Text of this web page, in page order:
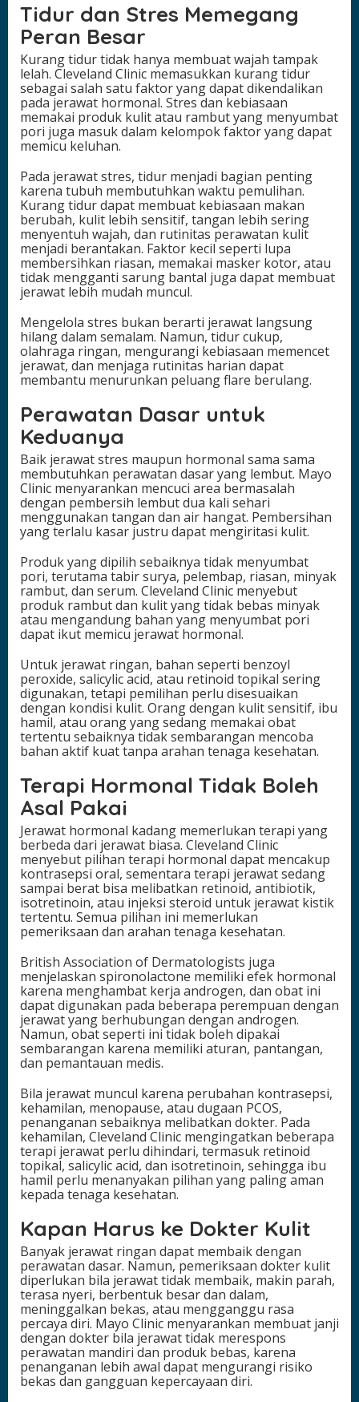
Tidur dan Stres Memegang
Peran Besar
Kurang tidur tidak hanya membuat wajah tampak
lelah. Cleveland Clinic memasukkan kurang tidur
sebagai salah satu faktor yang dapat dikendalikan
pada jerawat hormonal. Stres dan kebiasaan
memakai produk kulit atau rambut yang menyumbat
pori juga masuk dalam kelompok faktor yang dapat
memicu keluhan.
Pada jerawat stres, tidur menjadi bagian penting
karena tubuh membutuhkan waktu pemulihan.
Kurang tidur dapat membuat kebiasaan makan
berubah, kulit lebih sensitif, tangan lebih sering
menyentuh wajah, dan rutinitas perawatan kulit
menjadi berantakan. Faktor kecil seperti lupa
membersihkan riasan, memakai masker kotor, atau
tidak mengganti sarung bantal juga dapat membuat
jerawat lebih mudah muncul.
Mengelola stres bukan berarti jerawat langsung
hilang dalam semalam. Namun, tidur cukup,
olahraga ringan, mengurangi kebiasaan memencet
jerawat, dan menjaga rutinitas harian dapat
membantu menurunkan peluang flare berulang.
Perawatan Dasar untuk
Keduanya
Baik jerawat stres maupun hormonal sama sama
membutuhkan perawatan dasar yang lembut. Mayo
Clinic menyarankan mencuci area bermasalah
dengan pembersih lembut dua kali sehari
menggunakan tangan dan air hangat. Pembersihan
yang terlalu kasar justru dapat mengiritasi kulit.
Produk yang dipilih sebaiknya tidak menyumbat
pori, terutama tabir surya, pelembap, riasan, minyak
rambut, dan serum. Cleveland Clinic menyebut
produk rambut dan kulit yang tidak bebas minyak
atau mengandung bahan yang menyumbat pori
dapat ikut memicu jerawat hormonal.
Untuk jerawat ringan, bahan seperti benzoyl
peroxide, salicylic acid, atau retinoid topikal sering
digunakan, tetapi pemilihan perlu disesuaikan
dengan kondisi kulit. Orang dengan kulit sensitif, ibu
hamil, atau orang yang sedang memakai obat
tertentu sebaiknya tidak sembarangan mencoba
bahan aktif kuat tanpa arahan tenaga kesehatan.
Terapi Hormonal Tidak Boleh
Asal Pakai
Jerawat hormonal kadang memerlukan terapi yang
berbeda dari jerawat biasa. Cleveland Clinic
menyebut pilihan terapi hormonal dapat mencakup
kontrasepsi oral, sementara terapi jerawat sedang
sampai berat bisa melibatkan retinoid, antibiotik,
isotretinoin, atau injeksi steroid untuk jerawat kistik
tertentu. Semua pilihan ini memerlukan
pemeriksaan dan arahan tenaga kesehatan.
British Association of Dermatologists juga
menjelaskan spironolactone memiliki efek hormonal
karena menghambat kerja androgen, dan obat ini
dapat digunakan pada beberapa perempuan dengan
jerawat yang berhubungan dengan androgen.
Namun, obat seperti ini tidak boleh dipakai
sembarangan karena memiliki aturan, pantangan,
dan pemantauan medis.
Bila jerawat muncul karena perubahan kontrasepsi,
kehamilan, menopause, atau dugaan PCOS,
penanganan sebaiknya melibatkan dokter. Pada
kehamilan, Cleveland Clinic mengingatkan beberapa
terapi jerawat perlu dihindari, termasuk retinoid
topikal, salicylic acid, dan isotretinoin, sehingga ibu
hamil perlu menanyakan pilihan yang paling aman
kepada tenaga kesehatan.
Kapan Harus ke Dokter Kulit
Banyak jerawat ringan dapat membaik dengan
perawatan dasar. Namun, pemeriksaan dokter kulit
diperlukan bila jerawat tidak membaik, makin parah,
terasa nyeri, berbentuk besar dan dalam,
meninggalkan bekas, atau mengganggu rasa
percaya diri. Mayo Clinic menyarankan membuat janji
dengan dokter bila jerawat tidak merespons
perawatan mandiri dan produk bebas, karena
penanganan lebih awal dapat mengurangi risiko
bekas dan gangguan kepercayaan diri.